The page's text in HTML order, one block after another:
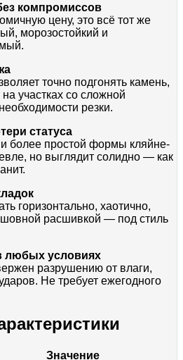
компромиссов
цену, это всё тот же
морозостойкий и
точно подгонять камень,
участках со сложной
резки.
статуса
более простой формы кляйне-
но выглядит солидно — как
горизонтально, хаотично,
расшивкой — под стиль
любых условиях
разрушению от влаги,
Не требует ежегодного
Значение